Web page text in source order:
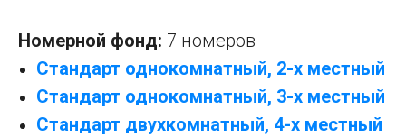
Номерной фонд: 7 номеров
Стандарт однокомнатный, 2-х местный
Стандарт однокомнатный, 3-х местный
Стандарт двухкомнатный, 4-х местный